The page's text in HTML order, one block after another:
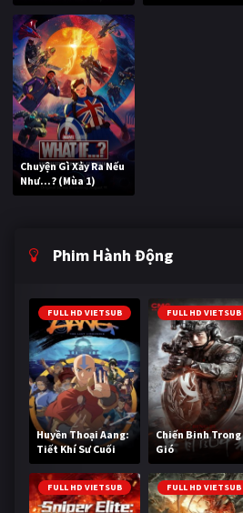
Chuyện Gì Xảy Ra Nếu
Như...? (Mùa 1)
Phim Hành Động
FULL HD VIETSUB
Huyền Thoại Aang:
Tiết Khí Sư Cuối
Cùng
FULL HD VIETSUB
Chiến Binh Trong
Gió
FULL HD VIETSUB FULL HD VIETSUB